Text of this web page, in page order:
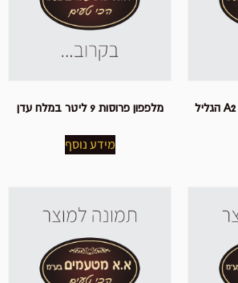
מלפפון פרוסות 9 ליטר במלח עדן
מידע נוסף